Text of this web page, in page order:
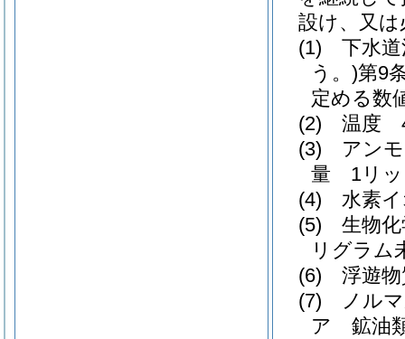
設け、又
(1)
下水
う。)第9
定める数
(2)
温度
(3)
アン
量 1リッ
(4)
水素
(5)
生物
リグラム
(6)
浮遊
(7)
ノル
ア
鉱油